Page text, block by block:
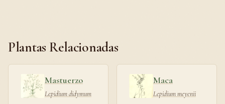
Plantas Relacionadas
Mastuerzo
Lepidium didymum
Maca
Lepidium meyenii